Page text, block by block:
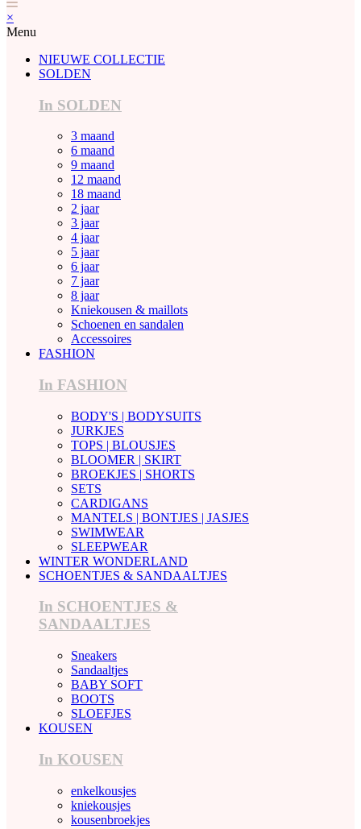
×
Menu
NIEUWE COLLECTIE
SOLDEN
In SOLDEN
3 maand
6 maand
9 maand
12 maand
18 maand
2 jaar
3 jaar
4 jaar
5 jaar
6 jaar
7 jaar
8 jaar
Kniekousen & maillots
Schoenen en sandalen
Accessoires
FASHION
In FASHION
BODY'S | BODYSUITS
JURKJES
TOPS | BLOUSJES
BLOOMER | SKIRT
BROEKJES | SHORTS
SETS
CARDIGANS
MANTELS | BONTJES | JASJES
SWIMWEAR
SLEEPWEAR
WINTER WONDERLAND
SCHOENTJES & SANDAALTJES
In SCHOENTJES &
SANDAALTJES
Sneakers
Sandaaltjes
BABY SOFT
BOOTS
SLOEFJES
KOUSEN
In KOUSEN
enkelkousjes
kniekousjes
kousenbroekjes